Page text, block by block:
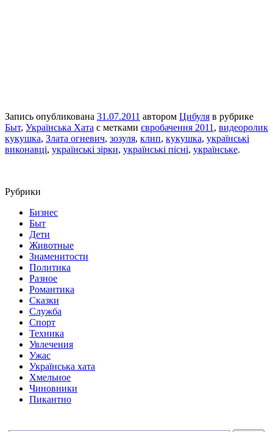
Запись опубликована 31.07.2011 автором Цибуля в рубрике
Быт, Українська Хата с метками євробачення 2011 , видеоролик
кукушка, Злата огневич, зозуля, клип, кукушка, українські
виконавці, українські зірки, українські пісні, українське.
Рубрики
Бизнес
Быт
Дети
Животные
Знаменитости
Политика
Разное
Романтика
Сказки
Служба
Спорт
Техника
Увлечения
Ужас
Українська хата
Хмельное
Чиновники
Пикантно